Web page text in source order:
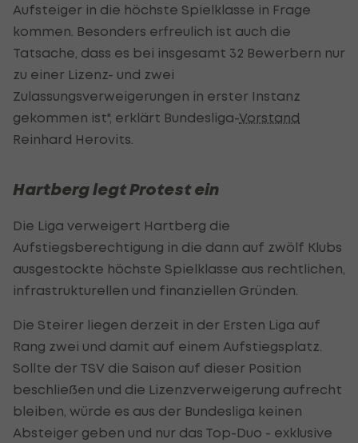
Aufsteiger in die höchste Spielklasse in Frage
kommen. Besonders erfreulich ist auch die
Tatsache, dass es bei insgesamt 32 Bewerbern nur
zu einer Lizenz- und zwei
Zulassungsverweigerungen in erster Instanz
gekommen ist", erklärt Bundesliga-Vorstand
Reinhard Herovits.
Hartberg legt Protest ein
Die Liga verweigert Hartberg die
Aufstiegsberechtigung in die dann auf zwölf Klubs
ausgestockte höchste Spielklasse aus rechtlichen,
infrastrukturellen und finanziellen Gründen.
Die Steirer liegen derzeit in der Ersten Liga auf
Rang zwei und damit auf einem Aufstiegsplatz.
Sollte der TSV die Saison auf dieser Position
beschließen und die Lizenzverweigerung aufrecht
bleiben, würde es aus der Bundesliga keinen
Absteiger geben und nur das Top-Duo - exklusive